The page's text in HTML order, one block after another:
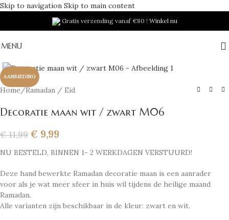
Skip to navigation Skip to main content
Gratis verzending vanaf €80 ! Winkel nu
MENU
AANBIEDING
Home/Ramadan / Eid
Decoratie maan wit / zwart M06
€11,99 € 9,99
NU BESTELD, BINNEN 1- 2 WERKDAGEN VERSTUURD!
Deze hand bewerkte Ramadan decoratie maan is een aanrader
voor als je wat meer sfeer in huis wil tijdens de heilige maand
Ramadan.
Alle varianten zijn beschikbaar in de kleur: zwart en wit.